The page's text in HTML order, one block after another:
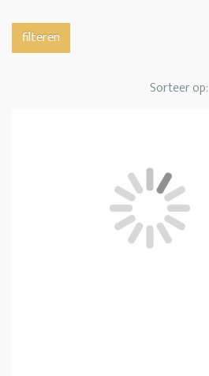
filteren
Sorteer op: